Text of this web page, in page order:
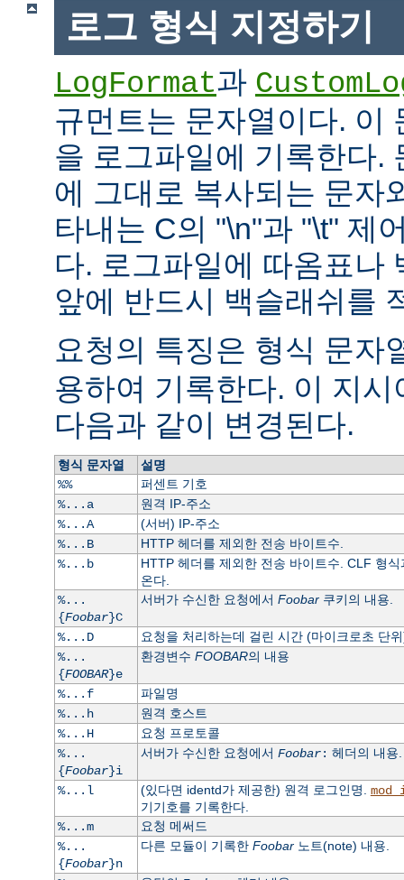
로그 형식 지정하기
LogFormat과
규먼트는 문자열이다. 이
을 로그파일에 기록한다.
에 그대로 복사되는 문자
타내는 C의 "\n"과 "\t" 제
다. 로그파일에 따옴표나
앞에 반드시 백슬래쉬를
요청의 특징은 형식 문자
용하여 기록한다. 이 지
다음과 같이 변경된다.
형식 문자열
설명
%%
퍼센트 기호
%...a
원격 IP-주소
%...A
(서버) IP-주소
%...B
HTTP 헤더를 제외한 전송 바이트수.
%...b
HTTP 헤더를 제외한 전송 바이트수. CLF 형
온다.
%...
{Foobar}C
서버가 수신한 요청에서 Foobar쿠키의 내용.
%...D
요청을 처리하는데 걸린 시간 (마이크로초 단
%...
{FOOBAR}e
환경변수 FOOBAR의 내용
%...f
파일명
%...h
원격 호스트
%...H
요청 프로토콜
%...
{Foobar}i
서버가 수신한 요청에서 Foobar: 헤더의 내용.
%...l (있다면 identd가 제공한) 원격 로그인명.
기기호를 기록한다.
%...m
요청 메써드
%...
{Foobar}n
다른 모듈이 기록한 Foobar노트(note) 내용.